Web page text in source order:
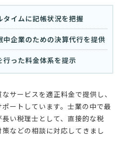
タイムに記帳状況を把握
企業のための決算代行を提供
った料金体系を提示
サービスを適正料金で提供し、
ートしています。士業の中で最
い税理士として、直接的な税
などの相談に対応してきまし